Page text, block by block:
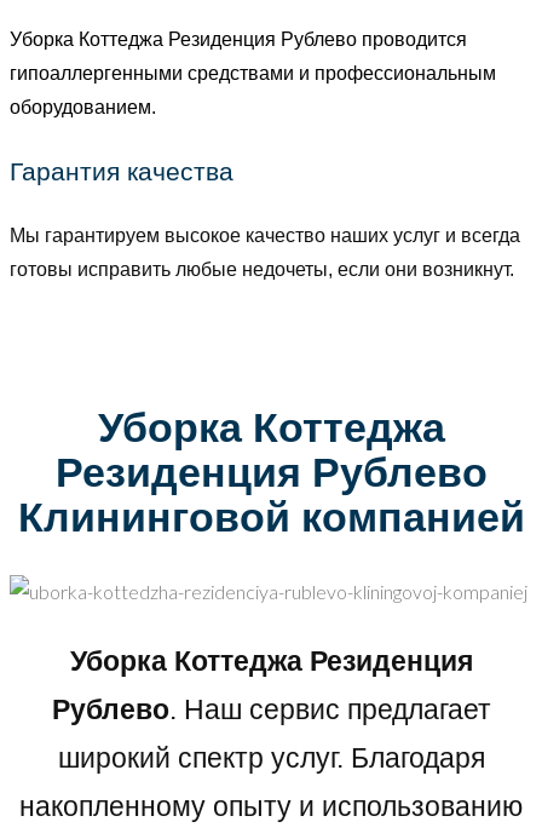
Уборка Коттеджа Резиденция Рублево проводится
гипоаллергенными средствами и профессиональным
оборудованием.
Гарантия качества
Мы гарантируем высокое качество наших услуг и всегда
готовы исправить любые недочеты, если они возникнут.
Уборка Коттеджа
Резиденция Рублево
Клининговой компанией
Уборка Коттеджа Резиденция
Рублево. Наш сервис предлагает
широкий спектр услуг. Благодаря
накопленному опыту и использованию